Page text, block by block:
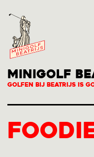
naar
de
inhoud
MINIGOLF
Golfen bij Beatrijs is